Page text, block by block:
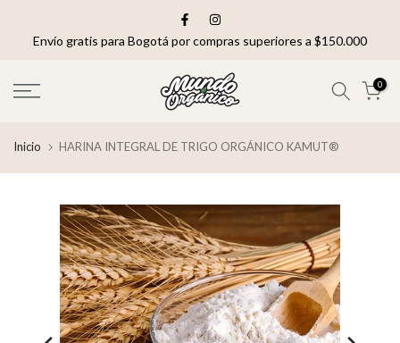
Envío gratis para Bogotá por compras superiores a $150.000
0
Inicio HARINA INTEGRAL DE TRIGO ORGÁNICO KAMUT®